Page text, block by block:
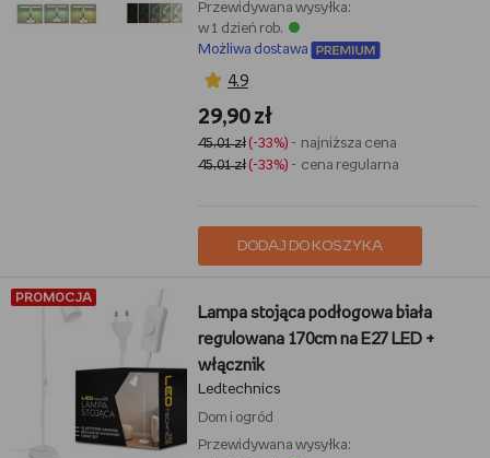
Przewidywana wysyłka:
w 1 dzień rob.
Możliwa dostawa
4,9
29,90 zł
45,01 zł(-33%) - najniższa cena
45,01 zł(-33%) - cena regularna
DODAJ DO KOSZYKA
PROMOCJA
Lampa stojąca podłogowa biała
regulowana 170cm na E27 LED +
włącznik
Ledtechnics
Dom i ogród
Przewidywana wysyłka: